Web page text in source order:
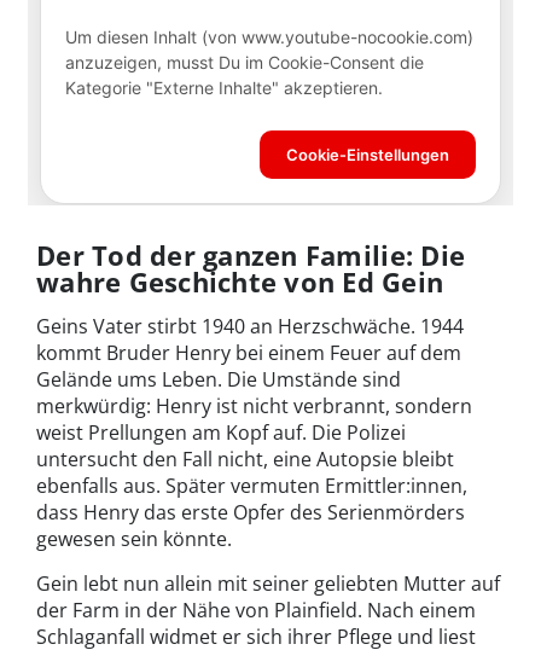
Der Tod der ganzen Familie: Die
wahre Geschichte von Ed Gein
Geins Vater stirbt 1940 an Herzschwäche. 1944
kommt Bruder Henry bei einem Feuer auf dem
Gelände ums Leben. Die Umstände sind
merkwürdig: Henry ist nicht verbrannt, sondern
weist Prellungen am Kopf auf. Die Polizei
untersucht den Fall nicht, eine Autopsie bleibt
ebenfalls aus. Später vermuten Ermittler:innen,
dass Henry das erste Opfer des Serienmörders
gewesen sein könnte.
Gein lebt nun allein mit seiner geliebten Mutter auf
der Farm in der Nähe von Plainfield. Nach einem
Schlaganfall widmet er sich ihrer Pflege und liest